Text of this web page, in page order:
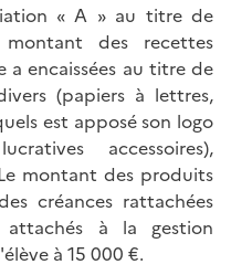
« A » au titre de
des recettes
encaissées au titre de
(papiers à lettres,
est apposé son logo
accessoires),
montant des produits
créances rattachées
attachés à la gestion
à 15 000 €.